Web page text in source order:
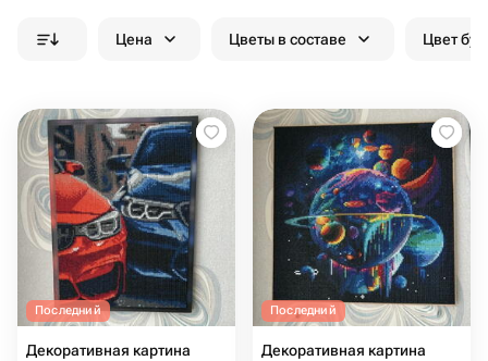
Цена Цветы в составе Цвет
Последний
Декоративная картина
Последний
Декоративная картина